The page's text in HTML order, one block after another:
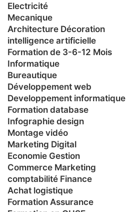
Electricité
Mecanique
Architecture Décoration
intelligence artificielle
Formation de 3-6-12 Mois
Informatique
Bureautique
Développement web
Developpement informatique
Formation database
Infographie design
Montage vidéo
Marketing Digital
Economie Gestion
Commerce Marketing
comptabilité Finance
Achat logistique
Formation Assurance